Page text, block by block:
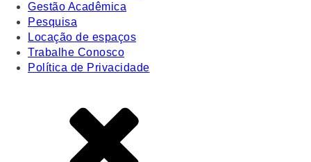
Gestão Acadêmica
Pesquisa
Locação de espaços
Trabalhe Conosco
Política de Privacidade